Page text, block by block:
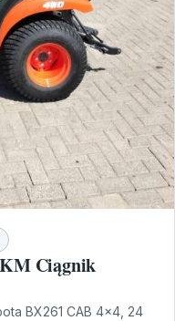
Ciągnik
BX261 CAB 4×4, 24